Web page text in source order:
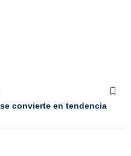
convierte en tendencia